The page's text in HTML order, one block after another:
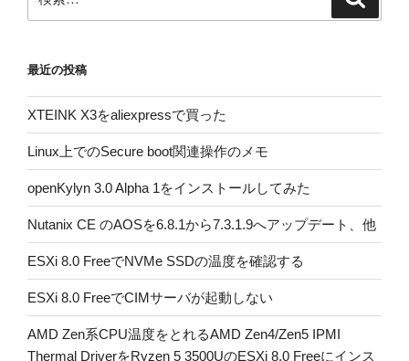
ジ
り
索:
最近の投稿
XTEINK X3をaliexpressで買った
Linux上でのSecure boot関連操作のメモ
openKylyn 3.0 Alpha 1をインストールしてみた
Nutanix CE のAOSを6.8.1から7.3.1.9へアップデート、他
ESXi 8.0 FreeでNVMe SSDの温度を確認する
ESXi 8.0 FreeでCIMサーバが起動しない
AMD Zen系CPU温度をとれるAMD Zen4/Zen5 IPMI
Thermal DriverをRyzen 5 3500UのESXi 8.0 Freeにインス